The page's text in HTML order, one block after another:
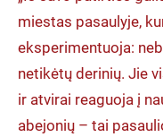
miestas pasaulyje,
eksperimentuoja:
netikėtų derinių. Jie
ir atvirai reaguoja į
abejonių – tai